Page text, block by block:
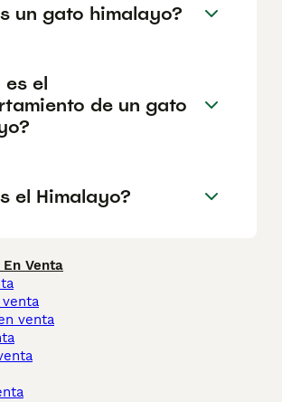
un gato himalayo?
es el
de un gato
el Himalayo?
Venta
venta